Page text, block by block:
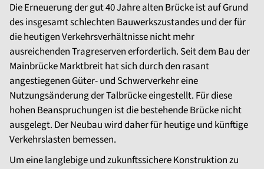
Die Erneuerung der gut 40 Jahre alten Brücke ist auf Grund
des insgesamt schlechten Bauwerkszustandes und der für
die heutigen Verkehrsverhältnisse nicht mehr
ausreichenden Tragreserven erforderlich. Seit dem Bau der
Mainbrücke Marktbreit hat sich durch den rasant
angestiegenen Güter- und Schwerverkehr eine
Nutzungsänderung der Talbrücke eingestellt. Für diese
hohen Beanspruchungen ist die bestehende Brücke nicht
ausgelegt. Der Neubau wird daher für heutige und künftige
Verkehrslasten bemessen.
Um eine langlebige und zukunftssichere Konstruktion zu